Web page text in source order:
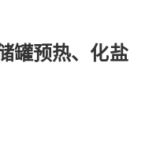
罐预热、化盐